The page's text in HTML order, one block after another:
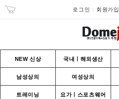
로그인 회원가입
NEW 신상 국내ㅣ해외생산
남성상의 여성상의
트레이닝 요가ㅣ스포츠웨어